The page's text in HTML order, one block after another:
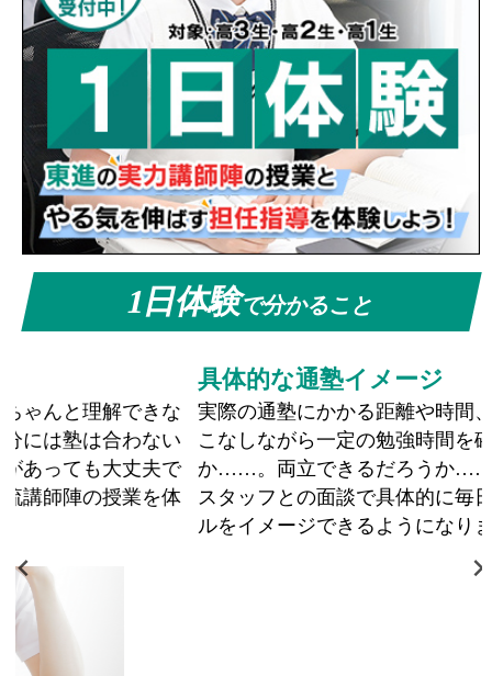
1日体験で分かること
具体的な通塾イメージ
実際の通塾にかかる距離や時間、さらに部活などを
こなしながら一定の勉強時間を確保できるかどう
か……。両立できるだろうか……。そんな心配も、
スタッフとの面談で具体的に毎日の通塾スケジュー
ルをイメージできるようになります。